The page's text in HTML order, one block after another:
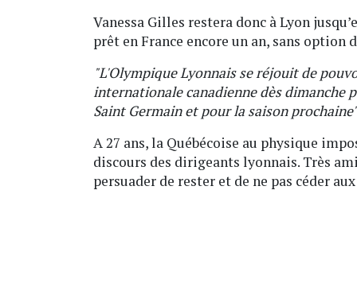
Vanessa Gilles restera donc à Lyon
prêt en France encore un an, sans option
"L'Olympique Lyonnais se réjouit de
internationale canadienne dès dimanche
Saint Germain et pour la saison prochaine"
A 27 ans, la Québécoise au physique
discours des dirigeants lyonnais. Très
persuader de rester et de ne pas céder